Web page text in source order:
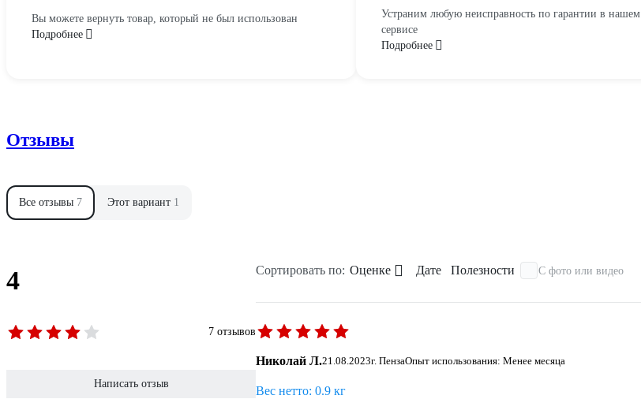
Вы можете вернуть товар, который не был использован
Подробнее
Устраним любую неисправность по гарантии в нашем
сервисе
Подробнее
Отзывы
Все отзывы 7 Этот вариант 1
4
7 отзывов
Написать отзыв
Сортировать по: Оценке Дате Полезности С фото или видео
Николай Л.21.08.2023г. ПензаОпыт использования: Менее месяца
Вес нетто: 0.9 кг